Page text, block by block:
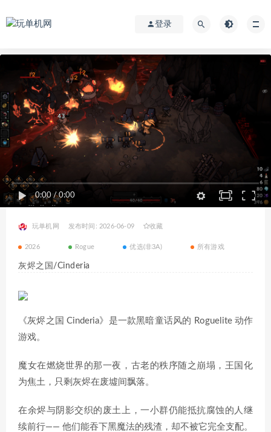
登录
0:00 /0:00
玩单机网 发布时间: 2026-06-09 收藏
2026 Rogue 优选(非3A) 所有游戏
灰烬之国/Cinderia
《灰烬之国 Cinderia》是一款黑暗童话风的 Roguelite 动作
游戏。
魔女在燃烧世界的那一夜，古老的秩序随之崩塌，王国化
为焦土，只剩灰烬在废墟间飘落。
在余烬与阴影交织的废土上，一小群仍能抵抗腐蚀的人继
续前行—— 他们能吞下黑魔法的残渣，却不被它完全支配。